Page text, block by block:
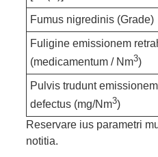
Fumus nigredinis (Grade)
Fuligine emissionem
(medicamentum / Nm3)
Pulvis trudunt emissionem
defectus (mg/Nm3)
Reservare ius parametri
notitia.